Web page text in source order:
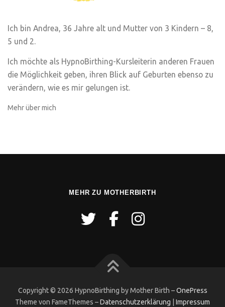
Ich bin Andrea, 36 Jahre alt und Mutter von 3 Kindern – 8,
5 und 2.
Ich möchte als HypnoBirthing-Kursleiterin anderen Frauen
die Möglichkeit geben, ihren Blick auf Geburten ebenso zu
verändern, wie es mir gelungen ist.
Mehr über mich
MEHR ZU MOTHERBIRTH
Copyright © 2026 HypnoBirthing by Mother Birth –OnePress
Theme von FameThemes –Datenschutzerklärung Impressum